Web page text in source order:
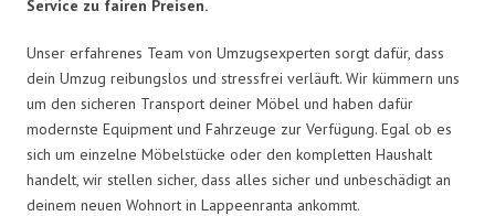
Service zu fairen Preisen.
Unser erfahrenes Team von Umzugsexperten sorgt dafür, dass
dein Umzug reibungslos und stressfrei verläuft. Wir kümmern uns
um den sicheren Transport deiner Möbel und haben dafür
modernste Equipment und Fahrzeuge zur Verfügung. Egal ob es
sich um einzelne Möbelstücke oder den kompletten Haushalt
handelt, wir stellen sicher, dass alles sicher und unbeschädigt an
deinem neuen Wohnort in Lappeenranta ankommt.